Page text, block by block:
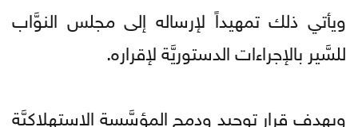
ويأتي ذلك تمهيداً لإرساله إلى مجلس النوَّاب
للسَّير بالإجراءات الدستوريَّة لإقراره.
ويهدف قرار توحيد ودمج المؤسَّسة الاستهلاكيَّة